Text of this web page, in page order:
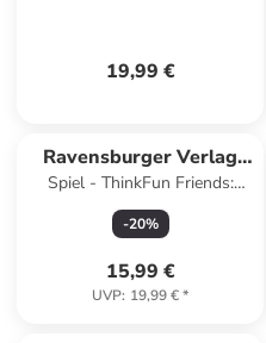
19,99 €
Ravensburger Verlag
GmbH
Spiel - ThinkFun Friends:
Badespaß - Logikspiel ab 3
Jahre
-20%
15,99 €
UVP: 19,99 €*